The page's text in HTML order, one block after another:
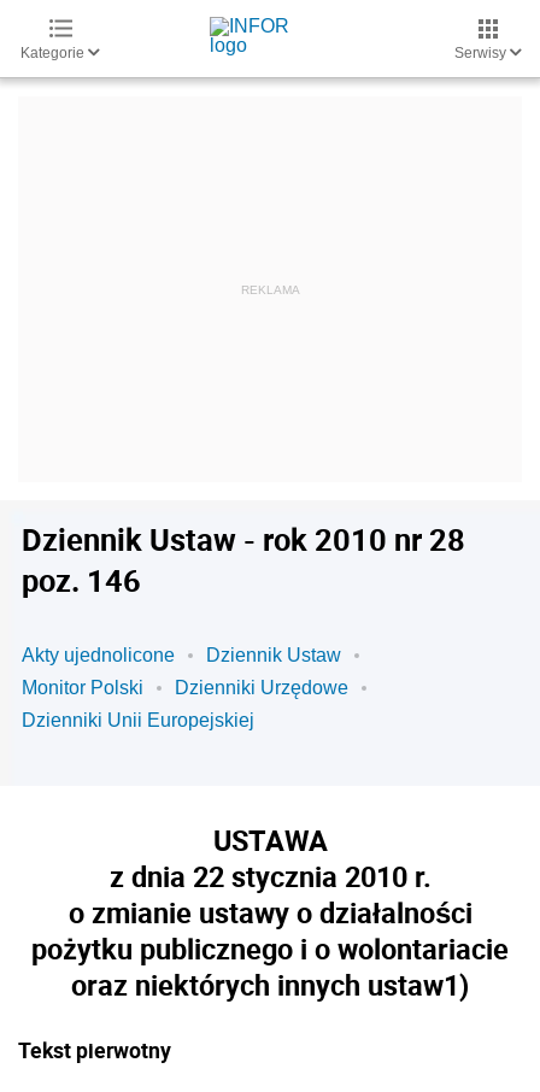
Kategorie Serwisy
Dziennik Ustaw - rok 2010 nr 28
poz. 146
Akty ujednolicone
Dziennik Ustaw
Monitor Polski
Dzienniki Urzędowe
Dzienniki Unii Europejskiej
USTAWA
z dnia 22 stycznia 2010 r.
o zmianie ustawy o działalności
pożytku publicznego i o wolontariacie
oraz niektórych innych ustaw1)
Tekst pierwotny